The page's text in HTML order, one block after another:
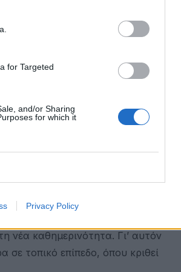
for Targeted
and/or Sharing
for which it
Privacy Policy
πάντα πρέπει να έχουμε στο
είδαμε πρέπει να
για τον τουρισμό»,
ο τελευταίος άνθρωπος που θα
και αραιώνουν τριγύρω,
ο Χαράλαμπος Γώγος.
στο Μαξίμου
των δεδομένων σχετικά με
η ανάγκη αυστηρής
νέα καθημερινότητα. Γι’ αυτόν
τοπικό επίπεδο, όπου κριθεί